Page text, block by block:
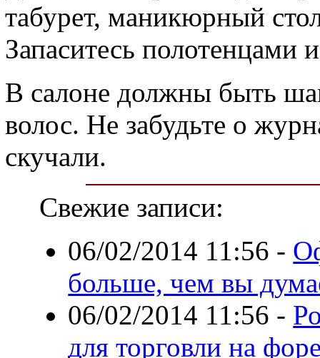
табурет, маникюрный
Запаситесь полотенцами
В салоне должны быть
волос. Не забудьте о
скучали.
Свежие записи:
06/02/2014 11:56 -
больше, чем вы
06/02/2014 11:56 -
для торговли на